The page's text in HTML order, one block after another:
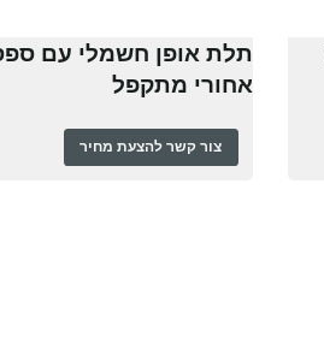
תלת אופן חשמלי עם
אחורי מתקפל
צור קשר להצעת מחיר